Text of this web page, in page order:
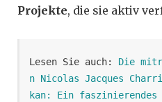
Projekte, die sie aktiv
Lesen Sie auch: Die
n Nicolas Jacques
kan: Ein faszinierendes